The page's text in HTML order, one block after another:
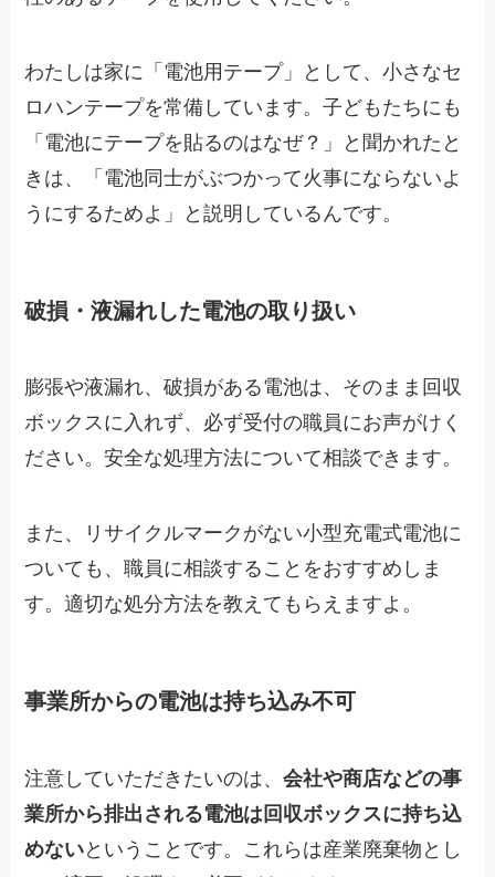
わたしは家に「電池用テープ」として、小さなセ
ロハンテープを常備しています。子どもたちにも
「電池にテープを貼るのはなぜ？」と聞かれたと
きは、「電池同士がぶつかって火事にならないよ
うにするためよ」と説明しているんです。
破損・液漏れした電池の取り扱い
膨張や液漏れ、破損がある電池は、そのまま回収
ボックスに入れず、必ず受付の職員にお声がけく
ださい。安全な処理方法について相談できます。
また、リサイクルマークがない小型充電式電池に
ついても、職員に相談することをおすすめしま
す。適切な処分方法を教えてもらえますよ。
事業所からの電池は持ち込み不可
注意していただきたいのは、会社や商店などの事
業所から排出される電池は回収ボックスに持ち込
めないということです。これらは産業廃棄物とし